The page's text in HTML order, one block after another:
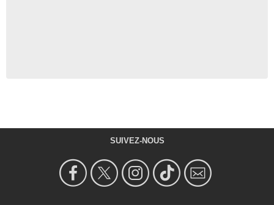
SUIVEZ-NOUS